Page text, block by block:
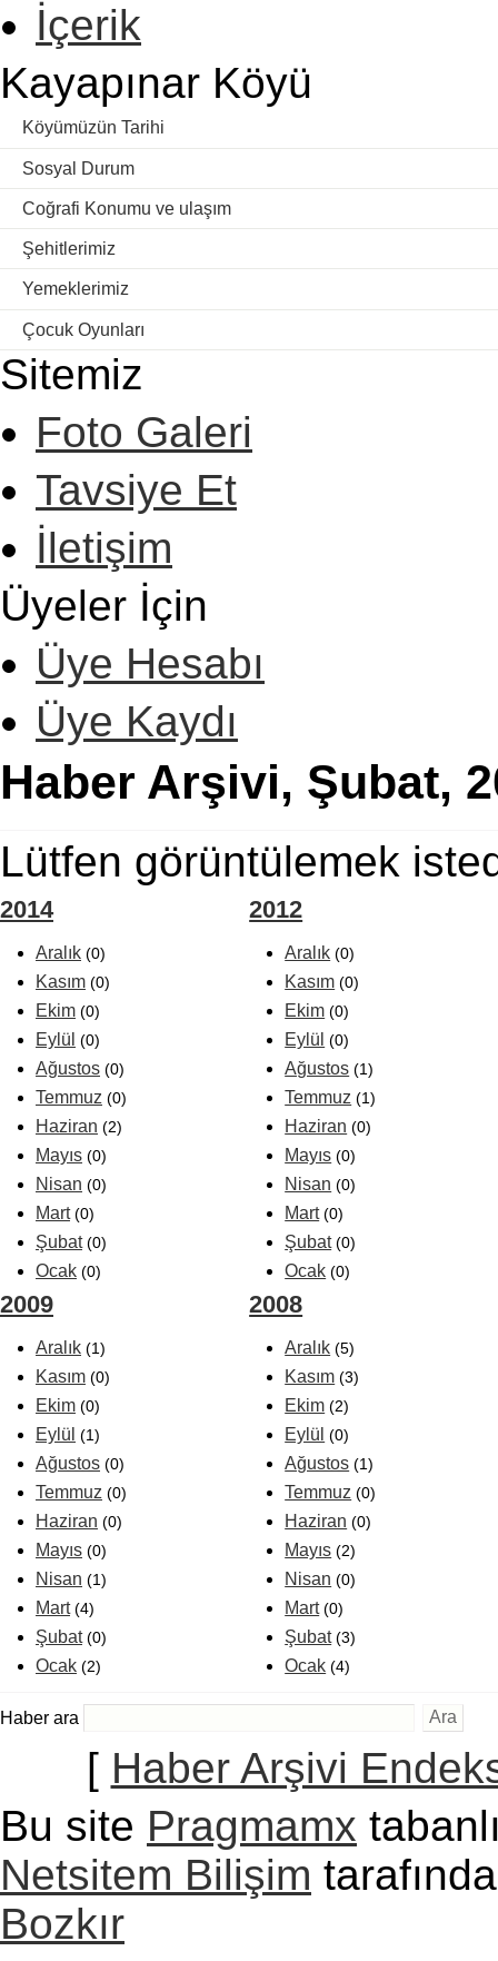
İçerik
Kayapınar Köyü
Köyümüzün Tarihi
Sosyal Durum
Coğrafi Konumu ve ulaşım
Şehitlerimiz
Yemeklerimiz
Çocuk Oyunları
Sitemiz
Foto Galeri
Tavsiye Et
İletişim
Üyeler İçin
Üye Hesabı
Üye Kaydı
Haber Arşivi, Şubat,
Lütfen görüntülemek
2014
Aralık (0)
Kasım (0)
Ekim (0)
Eylül (0)
Ağustos (0)
Temmuz (0)
Haziran (2)
Mayıs (0)
Nisan (0)
Mart (0)
Şubat (0)
Ocak (0)
2012
Aralık (0)
Kasım (0)
Ekim (0)
Eylül (0)
Ağustos (1)
Temmuz (1)
Haziran (0)
Mayıs (0)
Nisan (0)
Mart (0)
Şubat (0)
Ocak (0)
2009
Aralık (1)
Kasım (0)
Ekim (0)
Eylül (1)
Ağustos (0)
Temmuz (0)
Haziran (0)
Mayıs (0)
Nisan (1)
Mart (4)
Şubat (0)
Ocak (2)
2008
Aralık (5)
Kasım (3)
Ekim (2)
Eylül (0)
Ağustos (1)
Temmuz (0)
Haziran (0)
Mayıs (2)
Nisan (0)
Mart (0)
Şubat (3)
Ocak (4)
Haber ara
[ Haber Arşivi
Bu site Pragmamx
Netsitem Bilişim
Bozkır